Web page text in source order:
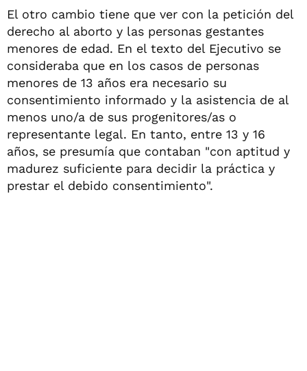
El otro cambio tiene que ver con la petición del
derecho al aborto y las personas gestantes
menores de edad. En el texto del Ejecutivo se
consideraba que en los casos de personas
menores de 13 años era necesario su
consentimiento informado y la asistencia de al
menos uno/a de sus progenitores/as o
representante legal. En tanto, entre 13 y 16
años, se presumía que contaban "con aptitud y
madurez suficiente para decidir la práctica y
prestar el debido consentimiento".